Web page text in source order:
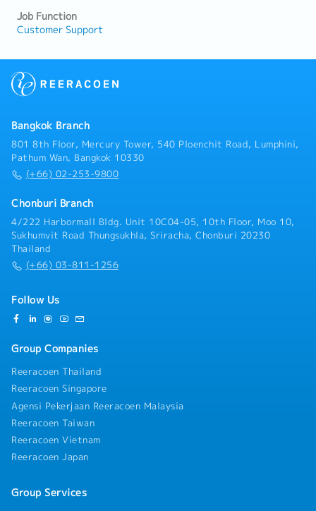
Job Function
Customer Support
Bangkok Branch
801 8th Floor, Mercury Tower, 540 Ploenchit Road, Lumphini,
Pathum Wan, Bangkok 10330
(+66) 02-253-9800
Chonburi Branch
4/222 Harbormall Bldg. Unit 10C04-05, 10th Floor, Moo 10,
Sukhumvit Road Thungsukhla, Sriracha, Chonburi 20230
Thailand
(+66) 03-811-1256
Follow Us
Group Companies
Reeracoen Thailand
Reeracoen Singapore
Agensi Pekerjaan Reeracoen Malaysia
Reeracoen Taiwan
Reeracoen Vietnam
Reeracoen Japan
Group Services